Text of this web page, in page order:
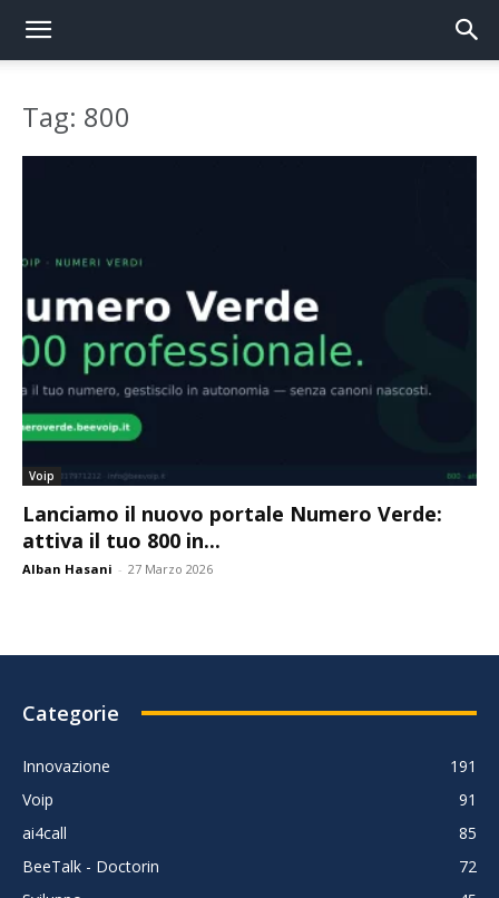
Tag: 800
Voip
Lanciamo il nuovo portale Numero Verde:
attiva il tuo 800 in...
Alban Hasani - 27 Marzo 2026
Categorie
Innovazione
191
Voip
91
ai4call
85
BeeTalk - Doctorin
72